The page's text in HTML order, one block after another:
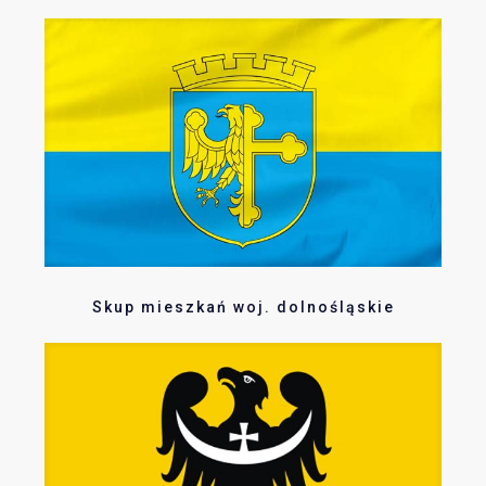
Skup mieszkań woj. dolnośląskie